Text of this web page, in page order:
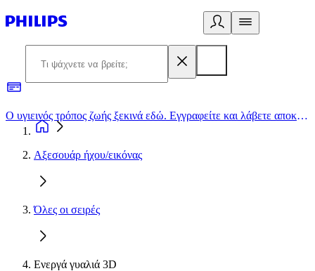
Ο υγιεινός τρόπος ζωής ξεκινά εδώ. Εγγραφείτε και λάβετε αποκλειστικές προσφορές
Αξεσουάρ ήχου/εικόνας
Όλες οι σειρές
Ενεργά γυαλιά 3D